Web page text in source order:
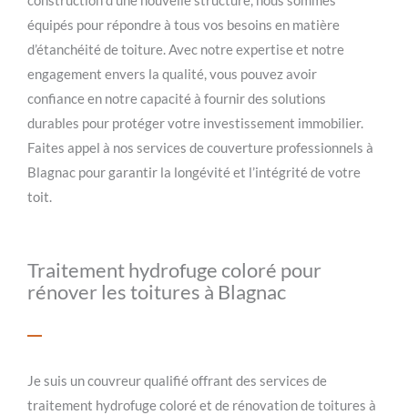
équipés pour répondre à tous vos besoins en matière
d’étanchéité de toiture. Avec notre expertise et notre
engagement envers la qualité, vous pouvez avoir
confiance en notre capacité à fournir des solutions
durables pour protéger votre investissement immobilier.
Faites appel à nos services de couverture professionnels à
Blagnac pour garantir la longévité et l’intégrité de votre
toit.
Traitement hydrofuge coloré pour
rénover les toitures à Blagnac
Je suis un couvreur qualifié offrant des services de
traitement hydrofuge coloré et de rénovation de toitures à